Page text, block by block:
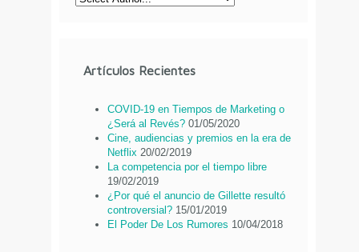
Artículos Recientes
COVID-19 en Tiempos de Marketing o
¿Será al Revés? 01/05/2020
Cine, audiencias y premios en la era de
Netflix 20/02/2019
La competencia por el tiempo libre
19/02/2019
¿Por qué el anuncio de Gillette resultó
controversial? 15/01/2019
El Poder De Los Rumores 10/04/2018